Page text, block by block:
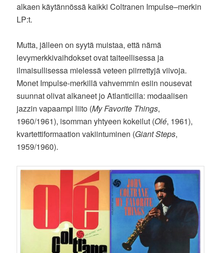
alkaen käytännössä kaikki Coltranen Impulse–merkin
LP:t.
Mutta, jälleen on syytä muistaa, että nämä
levymerkkivaihdokset ovat taiteellisessa ja
ilmaisullisessa mielessä veteen piirrettyjä viivoja.
Monet Impulse-merkillä vahvemmin esiin nousevat
suunnat olivat alkaneet jo Atlanticilla: modaalisen
jazzin vapaampi liito (My Favorite Things,
1960/1961), isomman yhtyeen kokeilut (Olé, 1961),
kvartettiformaation vakiintuminen (Giant Steps,
1959/1960).